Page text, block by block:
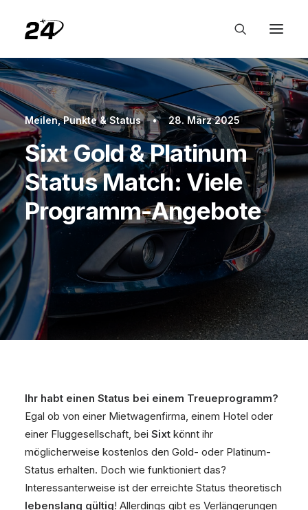
Meilen, Punkte & Status • 28. März 2025
Sixt Gold & Platinum
Status Match: Viele
Programm-Angebote
Ihr habt einen Status bei einem Treueprogramm?
Egal ob von einer Mietwagenfirma, einem Hotel oder
einer Fluggesellschaft, bei Sixt könnt ihr
möglicherweise kostenlos den Gold- oder Platinum-
Status erhalten. Doch wie funktioniert das?
Interessanterweise ist der erreichte Status theoretisch
lebenslang gültig! Allerdings gibt es Verlängerungen